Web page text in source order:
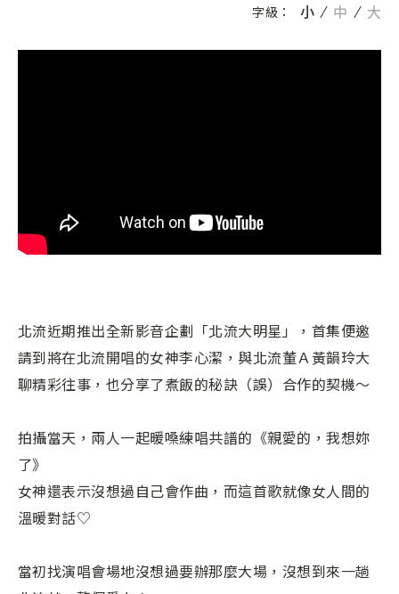
字級： 小 中 大
北流近期推出全新影音企劃「北流大明星」，首集便邀
請到將在北流開唱的女神李心潔，與北流董Ａ黃韻玲大
聊精彩往事，也分享了煮飯的秘訣（誤）合作的契機～⁣⁣
拍攝當天，兩人一起暖嗓練唱共譜的《親愛的，我想妳
了》⁣⁣
女神還表示沒想過自己會作曲，而這首歌就像女人間的
溫暖對話♡⁣⁣
當初找演唱會場地沒想過要辦那麼大場，沒想到來一趟